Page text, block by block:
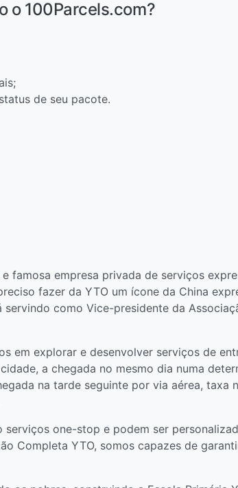
o 100Parcels.com?
de seu pacote.
famosa empresa privada de serviços
fazer da YTO um ícone da China
como Vice-presidente da
em explorar e desenvolver serviços de
a chegada no mesmo dia numa
na tarde seguinte por via aérea, taxa
one-stop e podem ser
Completa YTO, somos capazes de